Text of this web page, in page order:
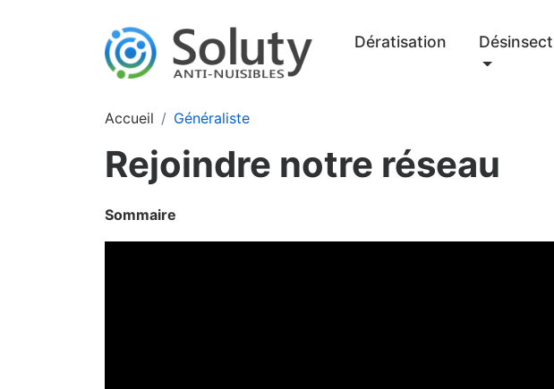
Dératisation
Accueil Généraliste
Rejoindre notre réseau
Sommaire